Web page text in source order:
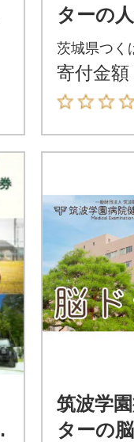
ターの
用券 1
茨城県つく
寄付金額
筑波学
ターの